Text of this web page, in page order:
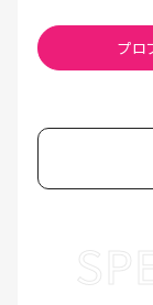
プロ